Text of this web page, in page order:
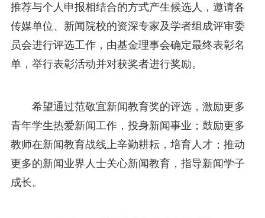
推荐与个人申报相结合的方式产生候选人，邀请各
传媒单位、新闻院校的资深专家及学者组成评审委
员会进行评选工作，由基金理事会确定最终表彰名
单，举行表彰活动并对获奖者进行奖励。
希望通过范敬宜新闻教育奖的评选，激励更多
青年学生热爱新闻工作，投身新闻事业；鼓励更多
教师在新闻教育战线上辛勤耕耘，培育人才；推动
更多的新闻业界人士关心新闻教育，指导新闻学子
成长。